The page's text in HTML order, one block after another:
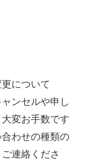
について
ンセルや申し
変お手数です
わせの種類の
連絡くださ